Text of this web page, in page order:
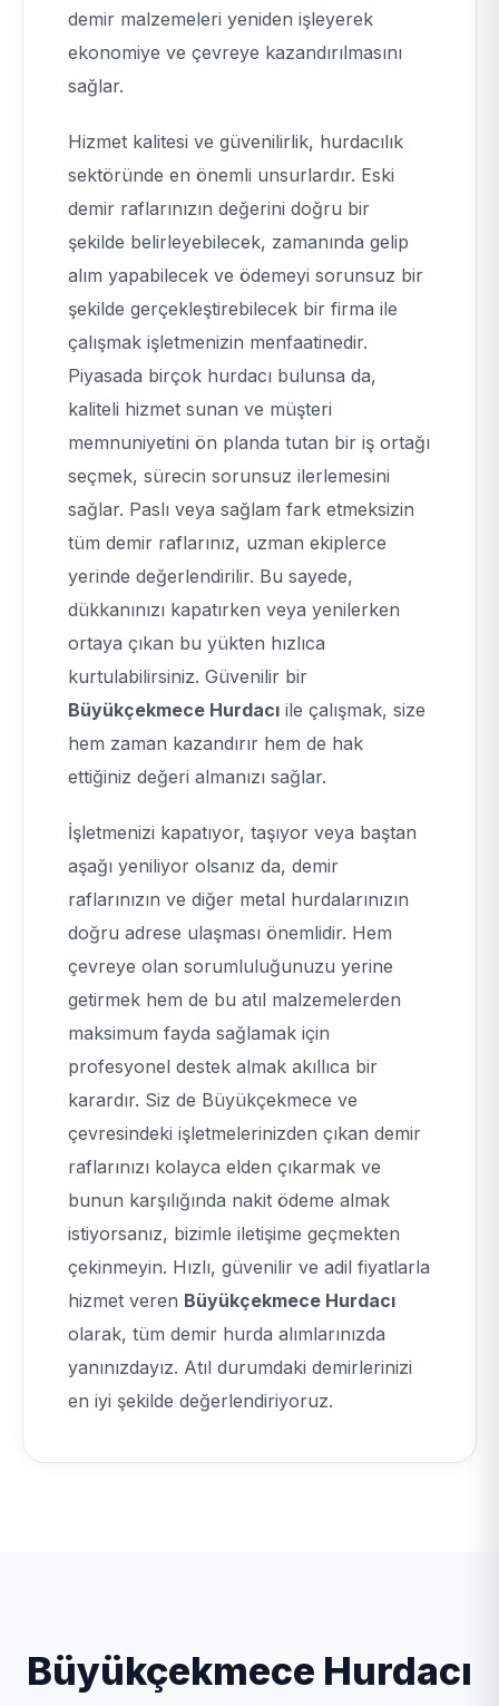
demir malzemeleri yeniden işleyerek
ekonomiye ve çevreye kazandırılmasını
sağlar.
Hizmet kalitesi ve güvenilirlik, hurdacılık
sektöründe en önemli unsurlardır. Eski
demir raflarınızın değerini doğru bir
şekilde belirleyebilecek, zamanında gelip
alım yapabilecek ve ödemeyi sorunsuz bir
şekilde gerçekleştirebilecek bir firma ile
çalışmak işletmenizin menfaatinedir.
Piyasada birçok hurdacı bulunsa da,
kaliteli hizmet sunan ve müşteri
memnuniyetini ön planda tutan bir iş ortağı
seçmek, sürecin sorunsuz ilerlemesini
sağlar. Paslı veya sağlam fark etmeksizin
tüm demir raflarınız, uzman ekiplerce
yerinde değerlendirilir. Bu sayede,
dükkanınızı kapatırken veya yenilerken
ortaya çıkan bu yükten hızlıca
kurtulabilirsiniz. Güvenilir bir
Büyükçekmece Hurdacı ile çalışmak, size
hem zaman kazandırır hem de hak
ettiğiniz değeri almanızı sağlar.
İşletmenizi kapatıyor, taşıyor veya baştan
aşağı yeniliyor olsanız da, demir
raflarınızın ve diğer metal hurdalarınızın
doğru adrese ulaşması önemlidir. Hem
çevreye olan sorumluluğunuzu yerine
getirmek hem de bu atıl malzemelerden
maksimum fayda sağlamak için
profesyonel destek almak akıllıca bir
karardır. Siz de Büyükçekmece ve
çevresindeki işletmelerinizden çıkan demir
raflarınızı kolayca elden çıkarmak ve
bunun karşılığında nakit ödeme almak
istiyorsanız, bizimle iletişime geçmekten
çekinmeyin. Hızlı, güvenilir ve adil fiyatlarla
hizmet veren Büyükçekmece Hurdacı
olarak, tüm demir hurda alımlarınızda
yanınızdayız. Atıl durumdaki demirlerinizi
en iyi şekilde değerlendiriyoruz.
Büyükçekmece Hurdacı